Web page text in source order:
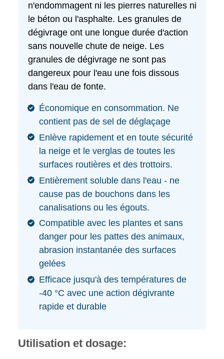
n'endommagent ni les pierres naturelles ni
le béton ou l'asphalte. Les granules de
dégivrage ont une longue durée d'action
sans nouvelle chute de neige. Les
granules de dégivrage ne sont pas
dangereux pour l'eau une fois dissous
dans l'eau de fonte.
Économique en consommation. Ne
contient pas de sel de déglaçage
Enlève rapidement et en toute sécurité
la neige et le verglas de toutes les
surfaces routières et des trottoirs.
Entièrement soluble dans l'eau - ne
cause pas de bouchons dans les
canalisations ou les égouts.
Compatible avec les plantes et sans
danger pour les pattes des animaux,
abrasion instantanée des surfaces
gelées
Efficace jusqu'à des températures de
-40 °C avec une action dégivrante
rapide et durable
Utilisation et dosage: